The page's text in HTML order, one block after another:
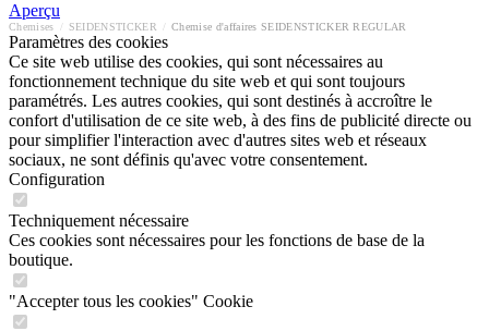
Aperçu
Chemises SEIDENSTICKER Chemise d'affaires SEIDENSTICKER REGULAR
Paramètres des cookies
Ce site web utilise des cookies, qui sont nécessaires au
fonctionnement technique du site web et qui sont toujours
paramétrés. Les autres cookies, qui sont destinés à accroître le
confort d'utilisation de ce site web, à des fins de publicité directe ou
pour simplifier l'interaction avec d'autres sites web et réseaux
sociaux, ne sont définis qu'avec votre consentement.
Configuration
Techniquement nécessaire
Ces cookies sont nécessaires pour les fonctions de base de la
boutique.
"Accepter tous les cookies" Cookie